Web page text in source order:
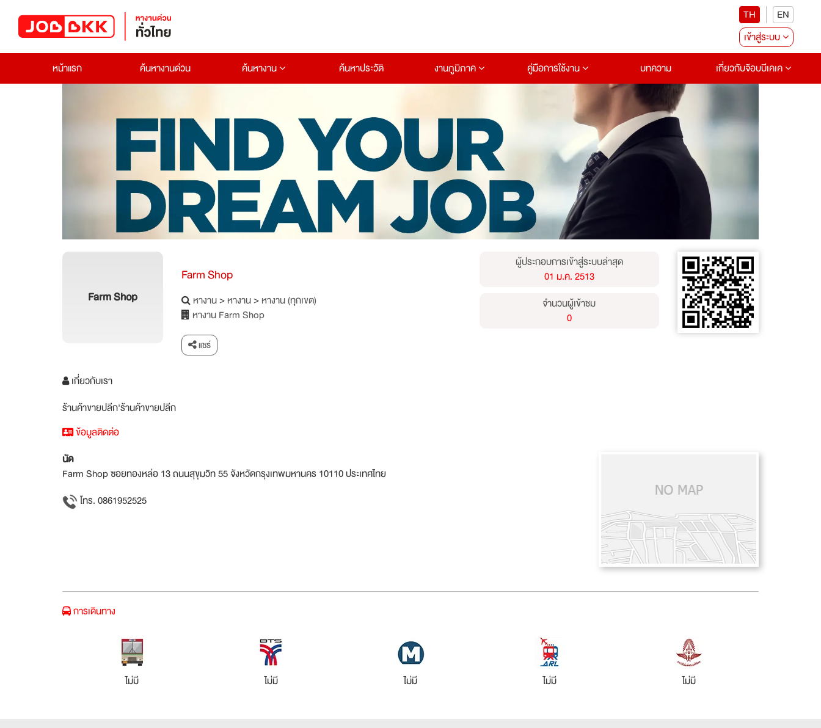
TH
EN
เข้าสู่ระบบ
หน้าแรก
ค้นหางานด่วน ค้นหางาน ค้นหาประวัติ งานภูมิภาค คู่มือการใช้งาน บทความ เกี่ยวกับจ๊อบบีเคเค
Farm Shop
Farm Shop
หางาน>หางาน>หางาน (ทุกเขต)
หางาน Farm Shop
แชร์
ผู้ประกอบการเข้าสู่ระบบล่าสุด
01 ม.ค. 2513
จำนวนผู้เข้าชม
0
เกี่ยวกับเรา
ร้านค้าขายปลีก'ร้านค้าขายปลีก
ข้อมูลติดต่อ
นัด
Farm Shop ซอยทองหล่อ 13 ถนนสุขุมวิท 55 จังหวัดกรุงเทพมหานคร 10110 ประเทศไทย
โทร. 0861952525
การเดินทาง
ไม่มี ไม่มี ไม่มี ไม่มี ไม่มี